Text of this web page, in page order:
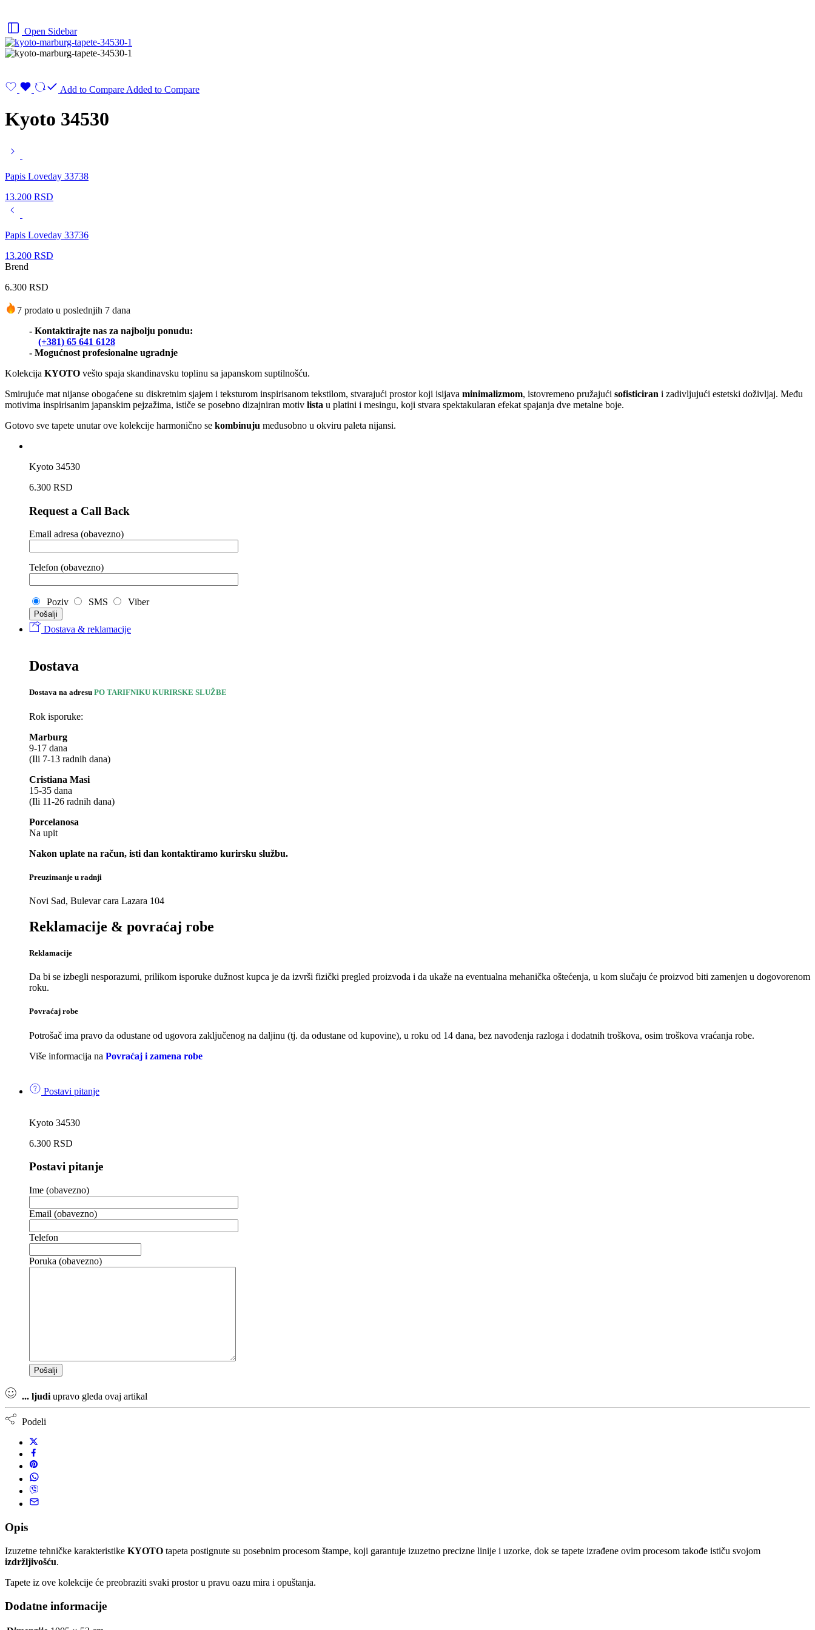
Open Sidebar
Add to Compare Added to Compare
Kyoto 34530
Papis Loveday 33738
13.200 RSD
Papis Loveday 33736
13.200 RSD
Brend
6.300 RSD
7 prodato u poslednjih 7 dana
- Kontaktirajte nas za najbolju ponudu:
(+381) 65 641 6128
- Mogućnost profesionalne ugradnje
Kolekcija KYOTO vešto spaja skandinavsku toplinu sa japanskom suptilnošću.
Smirujuće mat nijanse obogaćene su diskretnim sjajem i teksturom inspirisanom tekstilom, stvarajući prostor koji isijava minimalizmom, istovremeno pružajući sofisticiran i zadivljujući estetski doživljaj. Među
motivima inspirisanim japanskim pejzažima, ističe se posebno dizajniran motiv lista u platini i mesingu, koji stvara spektakularan efekat spajanja dve metalne boje.
Gotovo sve tapete unutar ove kolekcije harmonično se kombinuju međusobno u okviru paleta nijansi.
Kyoto 34530
6.300 RSD
Request a Call Back
Email adresa (obavezno)
Telefon (obavezno)
Poziv SMS Viber
Dostava & reklamacije
Dostava
Dostava na adresu PO TARIFNIKU KURIRSKE SLUŽBE
Rok isporuke:
Marburg
9-17 dana
(Ili 7-13 radnih dana)
Cristiana Masi
15-35 dana
(Ili 11-26 radnih dana)
Porcelanosa
Na upit
Nakon uplate na račun, isti dan kontaktiramo kurirsku službu.
Preuzimanje u radnji
Novi Sad, Bulevar cara Lazara 104
Reklamacije & povraćaj robe
Reklamacije
Da bi se izbegli nesporazumi, prilikom isporuke dužnost kupca je da izvrši fizički pregled proizvoda i da ukaže na eventualna mehanička oštećenja, u kom slučaju će proizvod biti zamenjen u dogovorenom
roku.
Povraćaj robe
Potrošač ima pravo da odustane od ugovora zaključenog na daljinu (tj. da odustane od kupovine), u roku od 14 dana, bez navođenja razloga i dodatnih troškova, osim troškova vraćanja robe.
Više informacija na Povraćaj i zamena robe
Postavi pitanje
Kyoto 34530
6.300 RSD
Postavi pitanje
Ime (obavezno)
Email (obavezno)
Telefon
Poruka (obavezno)
... ljudi upravo gleda ovaj artikal
Podeli
Opis
Izuzetne tehničke karakteristike KYOTO tapeta postignute su posebnim procesom štampe, koji garantuje izuzetno precizne linije i uzorke, dok se tapete izrađene ovim procesom takođe ističu svojom
izdržljivošću.
Tapete iz ove kolekcije će preobraziti svaki prostor u pravu oazu mira i opuštanja.
Dodatne informacije